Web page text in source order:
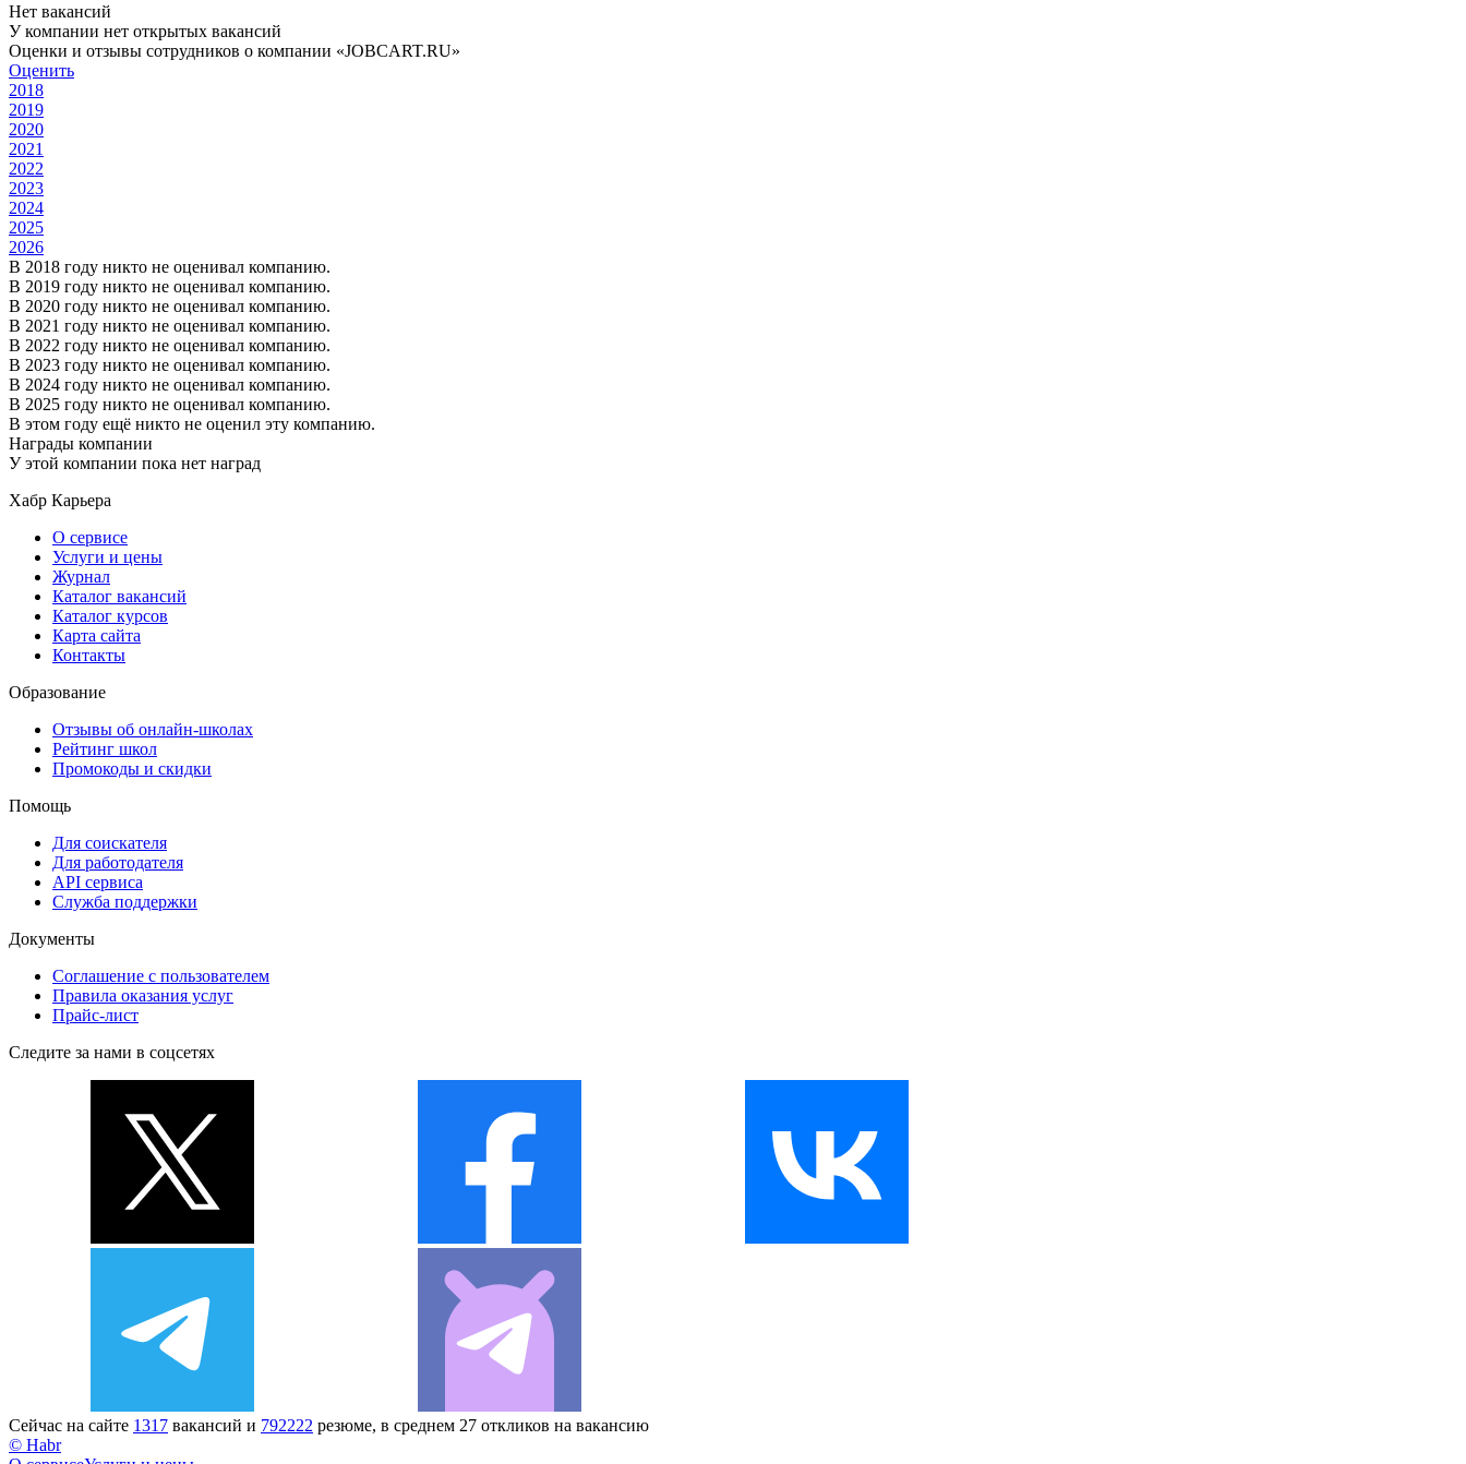
Нет вакансий
У компании нет открытых вакансий
Оценки и отзывы сотрудников о компании «JOBCART.RU»
Оценить
2018
2019
2020
2021
2022
2023
2024
2025
2026
В 2018 году никто не оценивал компанию.
В 2019 году никто не оценивал компанию.
В 2020 году никто не оценивал компанию.
В 2021 году никто не оценивал компанию.
В 2022 году никто не оценивал компанию.
В 2023 году никто не оценивал компанию.
В 2024 году никто не оценивал компанию.
В 2025 году никто не оценивал компанию.
В этом году ещё никто не оценил эту компанию.
Награды компании
У этой компании пока нет наград
Хабр Карьера
О сервисе
Услуги и цены
Журнал
Каталог вакансий
Каталог курсов
Карта сайта
Контакты
Образование
Отзывы об онлайн-школах
Рейтинг школ
Промокоды и скидки
Помощь
Для соискателя
Для работодателя
API сервиса
Служба поддержки
Документы
Соглашение с пользователем
Правила оказания услуг
Прайс-лист
Следите за нами в соцсетях
Сейчас на сайте 1317 вакансий и 792222 резюме, в среднем 27 откликов на вакансию
© Habr